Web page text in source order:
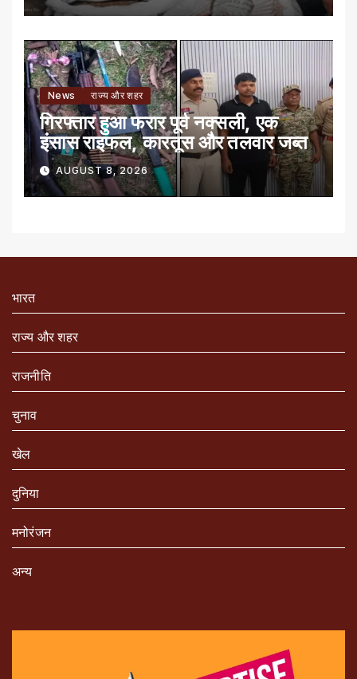
News राज्य और शहर
गिरफ्तार हुआ फरार पूर्व नक्सली, एक
इंसास राइफल, कारतूस और तलवार जब्त
AUGUST 8, 2026
भारत
राज्य और शहर
राजनीति
चुनाव
खेल
दुनिया
मनोरंजन
अन्य